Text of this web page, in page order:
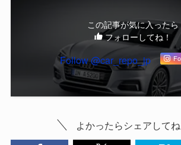
この記事が気に入ったら
フォローしてね！
Follow @car_repo_jp
よかったらシェアしてね